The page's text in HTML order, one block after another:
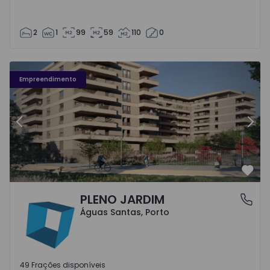
2 1 99 59 110 0
Empreendimento
Fachada PLENO JARDIM - 3
Anterior
Águas Santas, PortoPLENO JARDIM
Águas Santas, Porto
49 Frações disponíveis